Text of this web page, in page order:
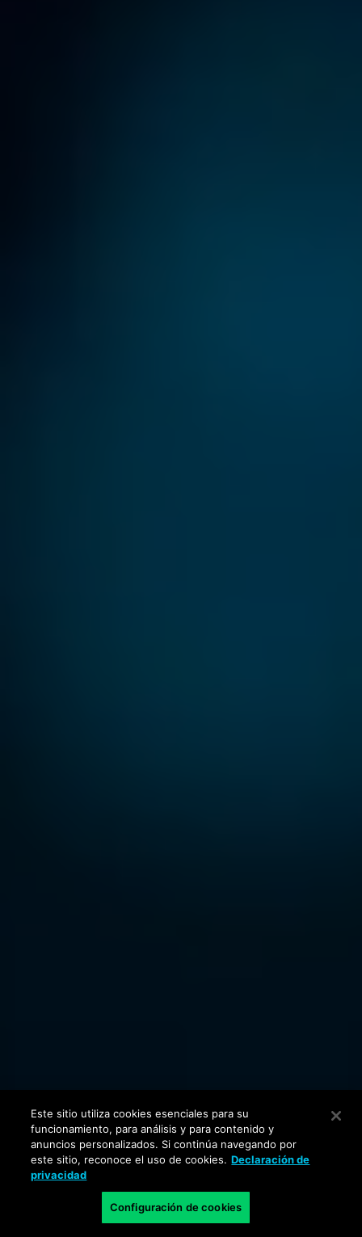
Este sitio utiliza cookies esenciales para su
funcionamiento, para análisis y para contenido y
anuncios personalizados. Si continúa navegando por
este sitio, reconoce el uso de cookies. Declaración de
privacidad
Configuración de cookies